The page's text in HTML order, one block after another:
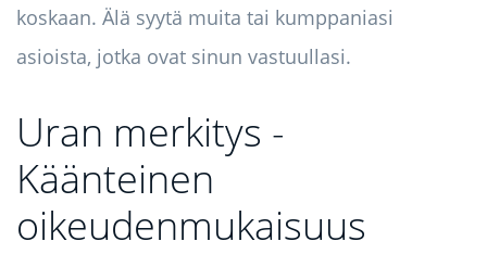
koskaan. Älä syytä muita tai kumppaniasi
asioista, jotka ovat sinun vastuullasi.
Uran merkitys -
Käänteinen
oikeudenmukaisuus